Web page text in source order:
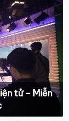
tử – Miễn